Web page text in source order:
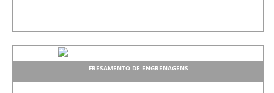
FRESAMENTO DE ENGRENAGENS